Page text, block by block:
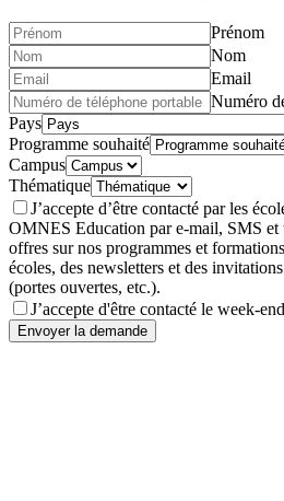
Prénom
Nom
Email
Numéro
Pays
Programme souhaité
Campus
Thématique
J’accepte d’être contacté par les
OMNES Education par e-mail, SMS et
offres sur nos programmes et
écoles, des newsletters et des
(portes ouvertes, etc.).
J’accepte d'être contacté le week-
Envoyer la demande